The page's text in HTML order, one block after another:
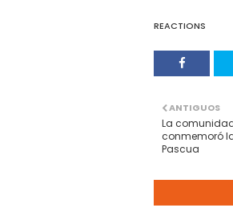
REACTIONS
ANTIGUOS
La
conmemoró
Pascua